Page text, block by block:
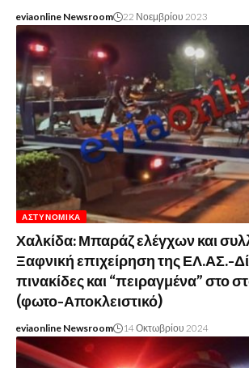
eviaonline Newsroom 22 Νοεμβρίου 2023
ΑΣΤΥΝΟΜΙΚΆ
Χαλκίδα: Μπαράζ ελέγχων και
Ξαφνική επιχείρηση της ΕΛ.ΑΣ.-
πινακίδες και “πειραγμένα” στο
(φωτο-Αποκλειστικό)
eviaonline Newsroom 14 Οκτωβρίου 2024